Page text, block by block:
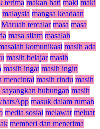
terima makan hati maki maki
malaysia mangsa keadaan
Maruah tercalar masa masa
masa silam masalah
komunikasi masih ada
masih belajar masih
masih ingat masih ingin
mencintai masih rindu masih
sayangkan hubungan masih
masuk dalam rumah
media sosial melawat meluat
memberi dan menerima